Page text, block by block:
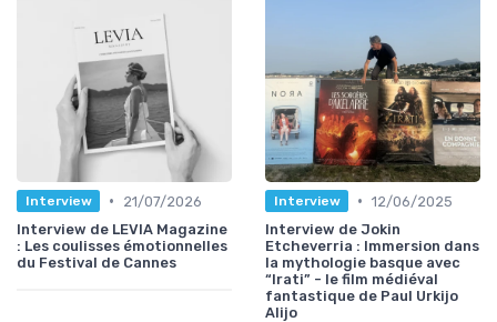
Interview •
21/07/2026
Interview de LEVIA Magazine
: Les coulisses émotionnelles
du Festival de Cannes
Interview • 12/06/2025
Interview de Jokin
Etcheverria : Immersion dans
la mythologie basque avec
“Irati” - le film médiéval
fantastique de Paul Urkijo
Alijo